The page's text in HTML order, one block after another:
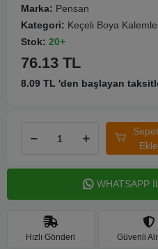
Marka: Pensan
Kategori: Keçeli Boya
Stok: 20+
76.13 TL
8.09 TL 'den başlayan
Ekle
WHATSAPP
Hızlı Gönderi Güvenli